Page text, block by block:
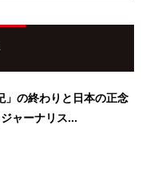
」の終わりと日本の正念
ャーナリス...